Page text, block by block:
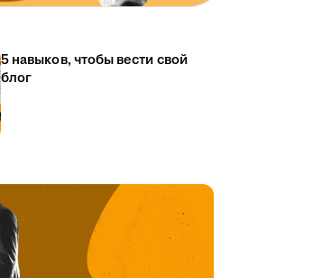
5 навыков, чтобы вести свой
блог